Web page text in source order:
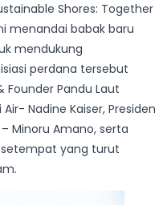
Shores: Together
menandai babak baru
mendukung
perdana tersebut
Founder Pandu Laut
Nadine Kaiser, Presiden
Minoru Amano, serta
yang turut